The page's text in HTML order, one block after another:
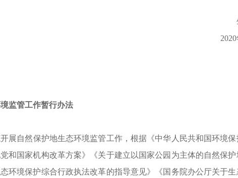
2020
监管工作暂行办法
展自然保护地生态环境监管工作，根据《中华人民共和国环境保
和国家机构改革方案》《关于建立以国家公园为主体的自然保护
环境保护综合行政执法改革的指导意见》《国务院办公厅关于生